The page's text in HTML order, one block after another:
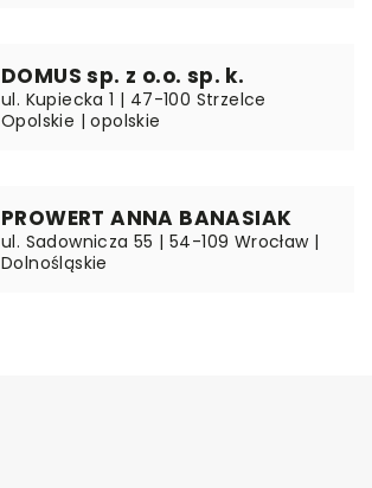
DOMUS sp. z o.o. sp. k.
ul. Kupiecka 1 | 47-100 Strzelce
Opolskie | opolskie
PROWERT ANNA BANASIAK
ul. Sadownicza 55 | 54-109 Wrocław |
Dolnośląskie